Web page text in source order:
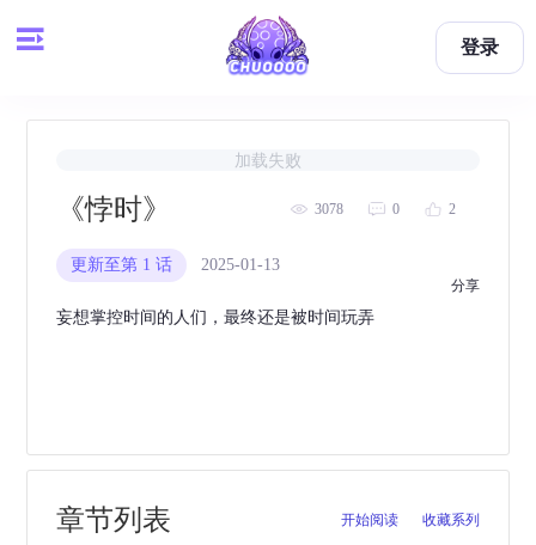
登录
加载失败
《悖时》 3078 0 2
更新至第 1 话 2025-01-13
妄想掌控时间的人们，最终还是被时间玩弄
举报
分享
章节列表 开始阅读 收藏系列